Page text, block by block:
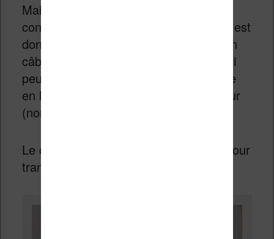
Mais, en définitive, c’est surtout le
contenu qui est intéressant. La liseuse est
donc fournie avec un petit manuel et un
câble micro-USB de connexion. Celui-ci
peut être utilisé pour charger sa liseuse
en la branchant à un adaptateur secteur
(non fourni) ou à un ordinateur.
Le câble sera aussi utilisé également pour
transférer des ebooks sur la liseuse.